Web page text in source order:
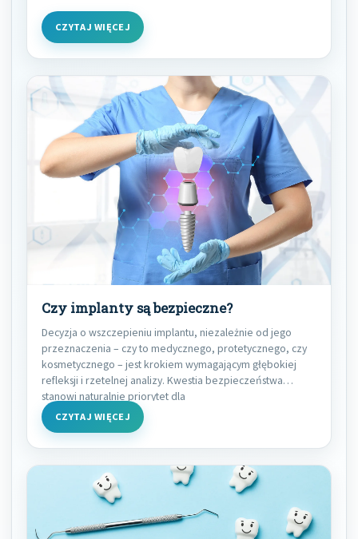
CZYTAJ WIĘCEJ
Czy implanty są bezpieczne?
Decyzja o wszczepieniu implantu, niezależnie od jego
przeznaczenia – czy to medycznego, protetycznego, czy
kosmetycznego – jest krokiem wymagającym głębokiej
refleksji i rzetelnej analizy. Kwestia bezpieczeństwa
stanowi naturalnie priorytet dla
CZYTAJ WIĘCEJ